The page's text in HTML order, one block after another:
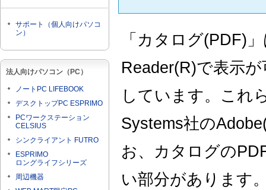
サポート（個人向けパソコ
ン）
法人向けパソコン（PC）
ノートPC LIFEBOOK
デスクトップPC ESPRIMO
PCワークステーション
CELSIUS
シンクライアント FUTRO
ESPRIMO
ロングライフシリーズ
周辺機器
「カタログ(PDF)
Reader(R)で表示
しています。これ
Systems社の
お、カタログの
い部分があります